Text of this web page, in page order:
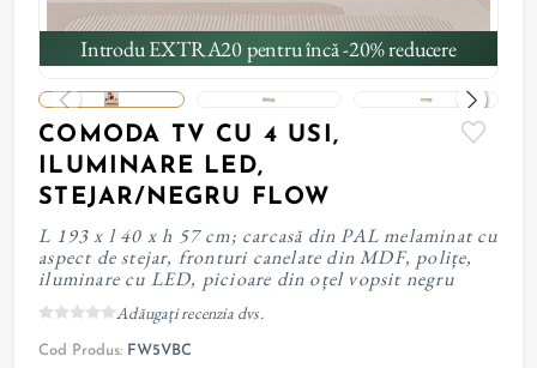
Introdu EXTRA20 pentru încă -20% reducere
COMODA TV CU 4 USI,
ILUMINARE LED,
STEJAR/NEGRU FLOW
L 193 x l 40 x h 57 cm; carcasă din PAL melaminat cu
aspect de stejar, fronturi canelate din MDF, polițe,
iluminare cu LED, picioare din oțel vopsit negru
Adăugați recenzia dvs.
Cod Produs: FW5VBC